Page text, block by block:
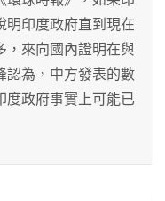
明印度政府直到現在
，來向國內證明在與
認為，中方發表的數
度政府事實上可能已